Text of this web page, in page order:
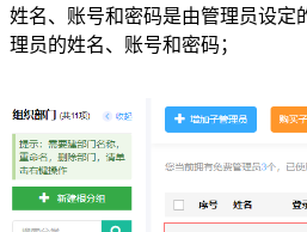
姓名、账号和密码是由管理员设定
理员的姓名、账号和密码；